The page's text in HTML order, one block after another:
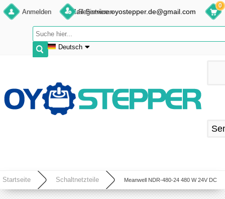
Anmelden Registrieren
Deutsch
Français
Español
E-Mail:Service.oyostepper.de@gmail.com
0
Startseite Schaltnetzteile Meanwell NDR-480-24 480 W 24V DC